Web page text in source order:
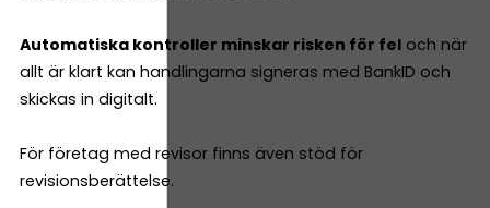
Automatiska kontroller minskar risken för fel och när
allt är klart kan handlingarna signeras med BankID och
skickas in digitalt.
För företag med revisor finns även stöd för
revisionsberättelse.